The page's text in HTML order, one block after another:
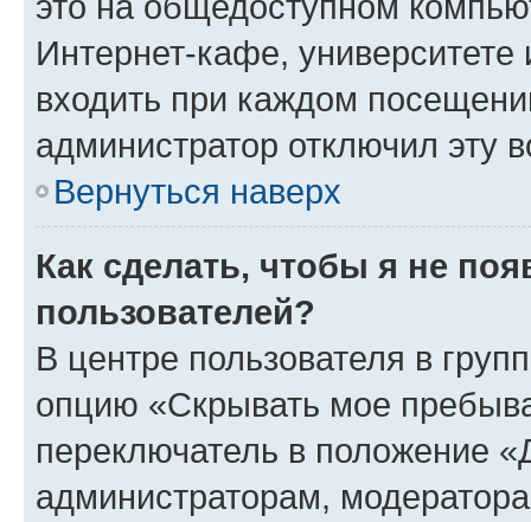
Интернет-кафе, университете
входить при каждом
администратор отключил эту
Вернуться наверх
Как сделать, чтобы я не
пользователей?
В центре пользователя в
опцию «Скрывать мое
переключатель в положение
администраторам,